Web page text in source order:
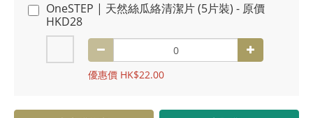
OneSTEP | 天然絲瓜絡清潔片 (5片裝) - 原價
HKD28
優惠價 HK$22.00